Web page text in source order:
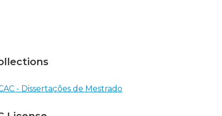
- Dissertações de Mestrado